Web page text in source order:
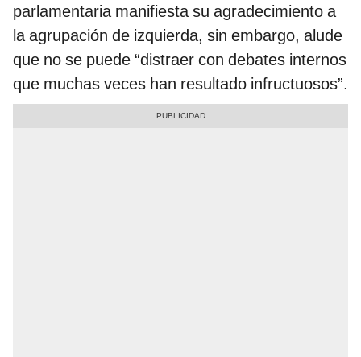
parlamentaria manifiesta su agradecimiento a
la agrupación de izquierda, sin embargo, alude
que no se puede “distraer con debates internos
que muchas veces han resultado infructuosos”.